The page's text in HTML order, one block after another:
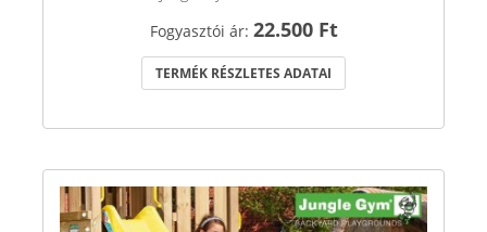
Fogyasztói ár: 22.500 Ft
TERMÉK RÉSZLETES ADATAI